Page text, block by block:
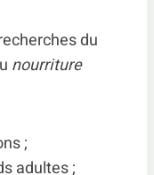
du
nourriture
;
adultes ;